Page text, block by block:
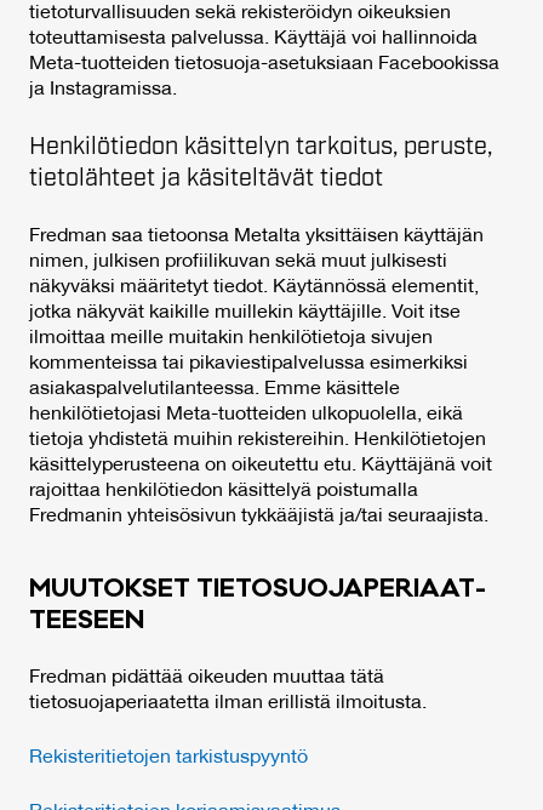
tietoturvallisuuden sekä rekisteröidyn oikeuksien
toteuttamisesta palvelussa. Käyttäjä voi hallinnoida
Meta-tuotteiden tietosuoja-asetuksiaan Facebookissa
ja Instagramissa.
Henkilötiedon käsittelyn tarkoitus, peruste,
tietolähteet ja käsiteltävät tiedot
Fredman saa tietoonsa Metalta yksittäisen käyttäjän
nimen, julkisen profiilikuvan sekä muut julkisesti
näkyväksi määritetyt tiedot. Käytännössä elementit,
jotka näkyvät kaikille muillekin käyttäjille. Voit itse
ilmoittaa meille muitakin henkilötietoja sivujen
kommenteissa tai pikaviestipalvelussa esimerkiksi
asiakaspalvelutilanteessa. Emme käsittele
henkilötietojasi Meta-tuotteiden ulkopuolella, eikä
tietoja yhdistetä muihin rekistereihin. Henkilötietojen
käsittelyperusteena on oikeutettu etu. Käyttäjänä voit
rajoittaa henkilötiedon käsittelyä poistumalla
Fredmanin yhteisösivun tykkääjistä ja/tai seuraajista.
MUU­TOK­SET TIE­TO­SUO­JA­PE­RIAAT­
TEE­SEEN
Fredman pidättää oikeuden muuttaa tätä
tietosuojaperiaatetta ilman erillistä ilmoitusta.
Rekisteritietojen tarkistuspyyntö